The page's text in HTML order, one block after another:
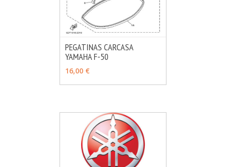
VER OPCIONES
PEGATINAS CARCASA
YAMAHA F-50
16,00 €